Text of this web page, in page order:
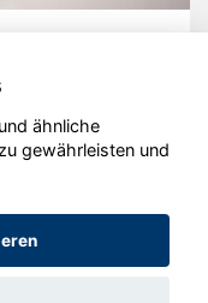
- 2026
ähnliche
gewährleisten und